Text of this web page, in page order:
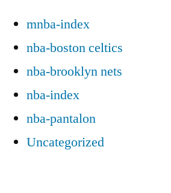
mnba-index
nba-boston celtics
nba-brooklyn nets
nba-index
nba-pantalon
Uncategorized